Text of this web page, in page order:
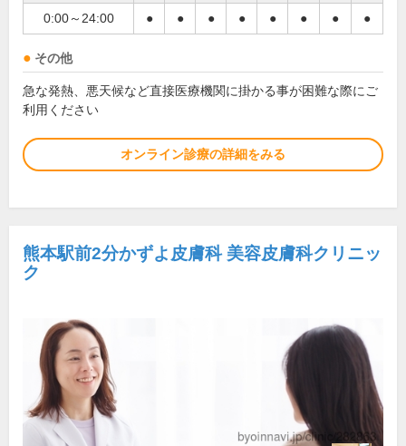
0:00～24:00 ● ● ● ● ● ● ● ●
その他
急な発熱、悪天候など直接医療機関に掛かる事が困難な際にご
利用ください
オンライン診療の詳細をみる
熊本駅前2分かずよ皮膚科 美容皮膚科クリニッ
ク